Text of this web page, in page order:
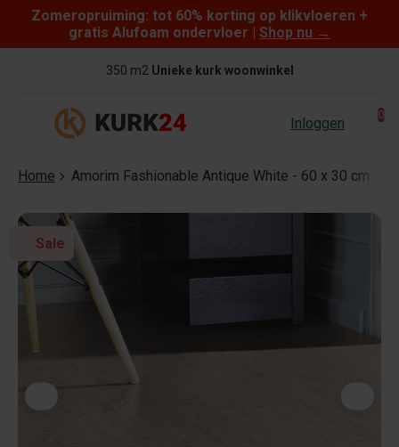
Skip to content
Zomeropruiming: tot 60% korting op klikvloeren +
gratis Alufoam ondervloer | Shop nu →
350 m2 Unieke kurk woonwinkel
Inloggen 0
Home Amorim Fashionable Antique White - 60 x 30 cm -
Sale